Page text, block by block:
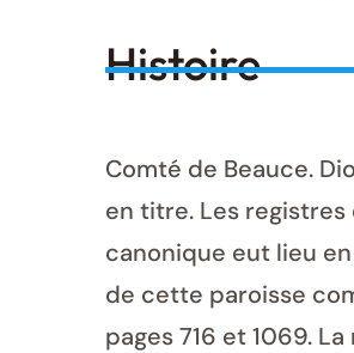
Histoire
Comté de Beauce.
en titre. Les registres
canonique eut lieu
de cette paroisse
pages 716 et 1069.